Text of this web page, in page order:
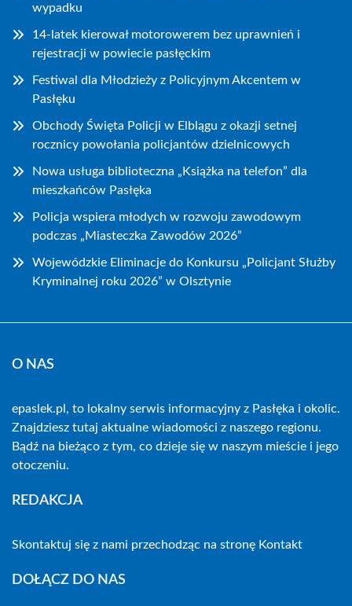
wypadku
14-latek kierował motorowerem bez uprawnień i
rejestracji w powiecie pasłęckim
Festiwal dla Młodzieży z Policyjnym Akcentem w
Pasłęku
Obchody Święta Policji w Elblągu z okazji setnej
rocznicy powołania policjantów dzielnicowych
Nowa usługa biblioteczna „Książka na telefon” dla
mieszkańców Pasłęka
Policja wspiera młodych w rozwoju zawodowym
podczas „Miasteczka Zawodów 2026”
Wojewódzkie Eliminacje do Konkursu „Policjant Służby
Kryminalnej roku 2026” w Olsztynie
O NAS
epaslek.pl, to lokalny serwis informacyjny z Pasłęka i okolic.
Znajdziesz tutaj aktualne wiadomości z naszego regionu.
Bądź na bieżąco z tym, co dzieje się w naszym mieście i jego
otoczeniu.
REDAKCJA
Skontaktuj się z nami przechodząc na stronę Kontakt
DOŁĄCZ DO NAS